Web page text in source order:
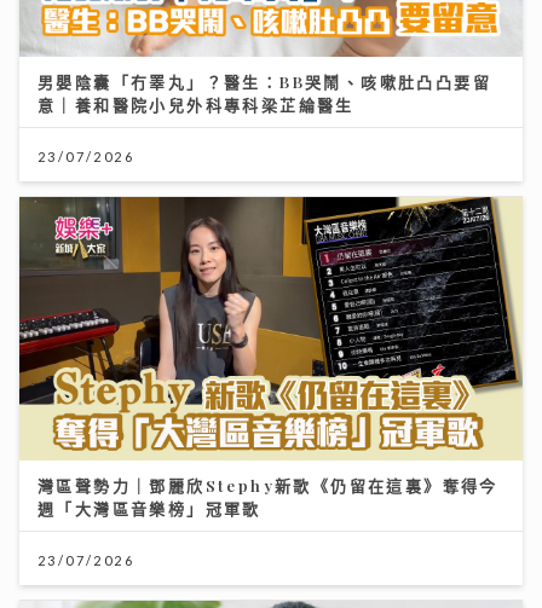
男嬰陰囊「冇睪丸」？醫生：BB哭鬧、咳嗽肚凸凸要留
意｜養和醫院小兒外科專科梁芷綸醫生
23/07/2026
灣區聲勢力｜鄧麗欣Stephy新歌《仍留在這裏》奪得今
週「大灣區音樂榜」冠軍歌
23/07/2026